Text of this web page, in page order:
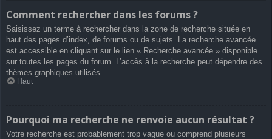
Comment rechercher dans les forums ?
Saisissez un terme à rechercher dans la zone de recherche située en
haut des pages d’index, de forums ou de sujets. La recherche avancée
est accessible en cliquant sur le lien « Recherche avancée » disponible
sur toutes les pages du forum. L’accès à la recherche peut dépendre des
thèmes graphiques utilisés.
Haut
Pourquoi ma recherche ne renvoie aucun résultat ?
Votre recherche est probablement trop vague ou comprend plusieurs